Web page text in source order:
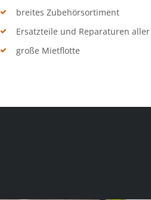
breites Zubehörsortiment
Ersatzteile und Reparaturen
große Mietflotte